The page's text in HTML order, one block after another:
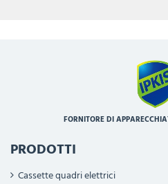
FORNITORE DI
PRODOTTI
Cassette quadri elettrici